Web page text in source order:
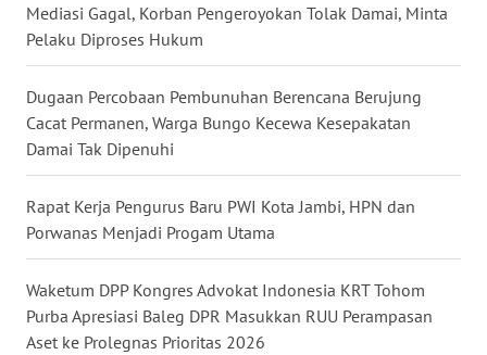
Mediasi Gagal, Korban Pengeroyokan Tolak Damai, Minta
Pelaku Diproses Hukum
Dugaan Percobaan Pembunuhan Berencana Berujung
Cacat Permanen, Warga Bungo Kecewa Kesepakatan
Damai Tak Dipenuhi
Rapat Kerja Pengurus Baru PWI Kota Jambi, HPN dan
Porwanas Menjadi Progam Utama
Waketum DPP Kongres Advokat Indonesia KRT Tohom
Purba Apresiasi Baleg DPR Masukkan RUU Perampasan
Aset ke Prolegnas Prioritas 2026
WN
SULUT
WN
MALUKU
MALUT
WN
DAIRI
WN